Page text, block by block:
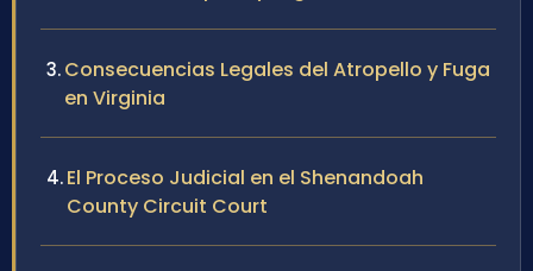
Consecuencias Legales del Atropello y Fuga
en Virginia
El Proceso Judicial en el Shenandoah
County Circuit Court